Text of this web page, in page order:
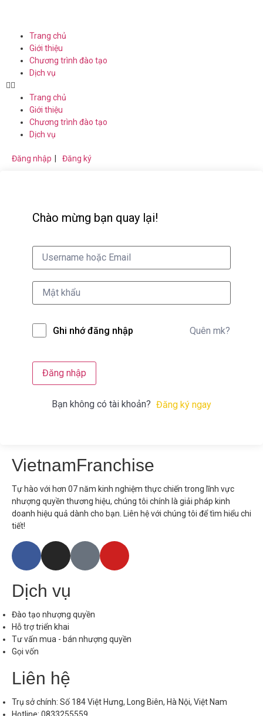
Trang chủ
Giới thiệu
Chương trình đào tạo
Dịch vụ
Trang chủ
Giới thiệu
Chương trình đào tạo
Dịch vụ
Đăng nhập Đăng ký
Chào mừng bạn quay lại!
Ghi nhớ đăng nhập Quên mk?
Đăng nhập
Bạn không có tài khoản? Đăng ký ngay
VietnamFranchise
Tự hào với hơn 07 năm kinh nghiệm thực chiến trong lĩnh vực
nhượng quyền thương hiệu, chúng tôi chính là giải pháp kinh
doanh hiệu quả dành cho bạn. Liên hệ với chúng tôi để tìm hiểu chi
tiết!
Dịch vụ
Đào tạo nhượng quyền
Hỗ trợ triển khai
Tư vấn mua - bán nhượng quyền
Gọi vốn
Liên hệ
Trụ sở chính: Số 184 Việt Hưng, Long Biên, Hà Nội, Việt Nam
Hotline: 0833255559